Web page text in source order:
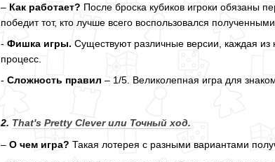
– Как работает? После броска кубиков игроки обязаны
победит тот, кто лучше всего воспользовался
- Фишка игры. Существуют различные версии, каждая из
процесс.
- Сложность правил – 1/5. Великолепная игра для
2. That's Pretty Cleverили Точный ход.
– О чем игра? Такая лотерея с разными вариантами